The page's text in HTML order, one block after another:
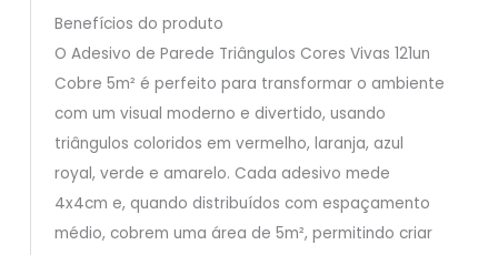
Benefícios do produto
O Adesivo de Parede Triângulos Cores Vivas 121un
Cobre 5m² é perfeito para transformar o ambiente
com um visual moderno e divertido, usando
triângulos coloridos em vermelho, laranja, azul
royal, verde e amarelo. Cada adesivo mede
4x4cm e, quando distribuídos com espaçamento
médio, cobrem uma área de 5m², permitindo criar